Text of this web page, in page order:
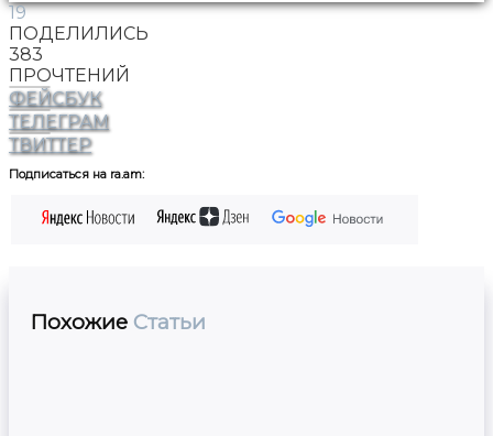
19
ПОДЕЛИЛИСЬ
383
ПРОЧТЕНИЙ
ФЕЙСБУК
ТЕЛЕГРАМ
ТВИТТЕР
Подписаться на ra.am:
Похожие Статьи